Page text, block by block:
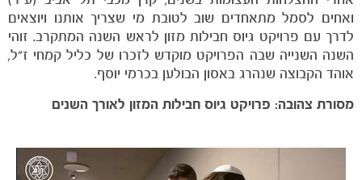
ואחים לסמל מתאחדים שוב לטובת מי שצריך אותנו ויוצאים
לדרך עם פרויקט גיוס חבילות מזון לראש השנה המתקרב. זוהי
השנה השנייה שבה הפרויקט מוקדש לזכרו של כליל קמחי ז"ל,
אוהד הקבוצה שנהרג באסון הבולען בכרמי יוסף.
מסורת צהובה: פרויקט גיוס חבילות המזון לאורך השנים